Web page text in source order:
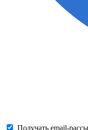
Получать email-